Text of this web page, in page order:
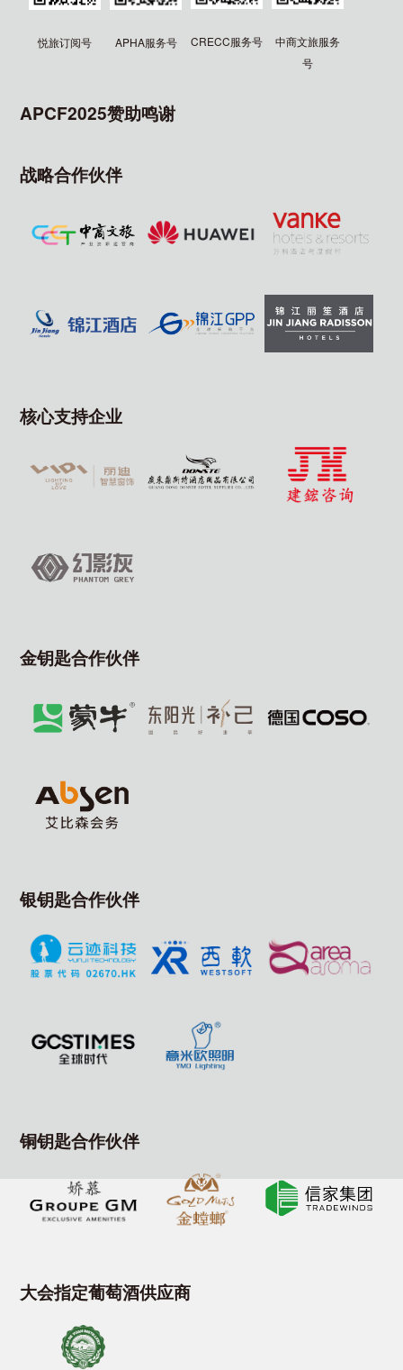
悦旅订阅号 APHA服务号 CRECC服务号
中商文旅服务
号
APCF2025赞助鸣谢
战略合作伙伴
核心支持企业
金钥匙合作伙伴
银钥匙合作伙伴
铜钥匙合作伙伴
大会指定葡萄酒供应商